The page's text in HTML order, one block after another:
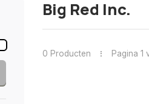
Big Red Inc.
0 Producten Pagina 1